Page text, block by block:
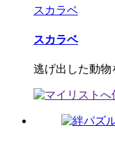
スカラベ
スカラベ
逃げ出した動物